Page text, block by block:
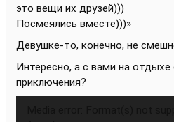
это вещи их друзей)))
Посмеялись вместе)))»
Девушке-то, конечно, не
Интересно, а с вами на отдыхе
приключения?